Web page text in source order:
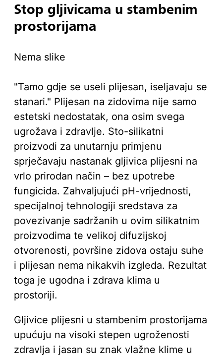
Stop gljivicama u stambenim
prostorijama
Nema slike
"Tamo gdje se useli plijesan, iseljavaju se
stanari." Plijesan na zidovima nije samo
estetski nedostatak, ona osim svega
ugrožava i zdravlje. Sto-silikatni
proizvodi za unutarnju primjenu
sprječavaju nastanak gljivica plijesni na
vrlo prirodan način – bez upotrebe
fungicida. Zahvaljujući pH-vrijednosti,
specijalnoj tehnologiji sredstava za
povezivanje sadržanih u ovim silikatnim
proizvodima te velikoj difuzijskoj
otvorenosti, površine zidova ostaju suhe
i plijesan nema nikakvih izgleda. Rezultat
toga je ugodna i zdrava klima u
prostoriji.
Gljivice plijesni u stambenim prostorijama
upućuju na visoki stepen ugroženosti
zdravlja i jasan su znak vlažne klime u